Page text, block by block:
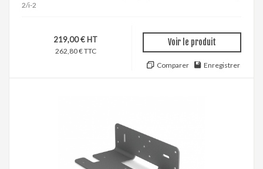
2/i-2
219,00 € HT
262,80 € TTC
Voir le produit
Comparer Enregistrer